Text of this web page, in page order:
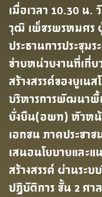
เมื่อเวลา 10.30
วุฒิ เพ็ชรพรหมศร ผู้
ประธานการประชุม
ข่ายหน่วยงานที่เกี่ย
สร้างสรรค์ของยูเน
บริหารการพัฒนาพื้
ยั่งยืน(อพท) หัวหน้
เอกชน ภาคประชา
เสนอนโยบายและแ
สร้างสรรค์ ผ่านระ
ปฏิบัติการ ชั้น 2 ศา